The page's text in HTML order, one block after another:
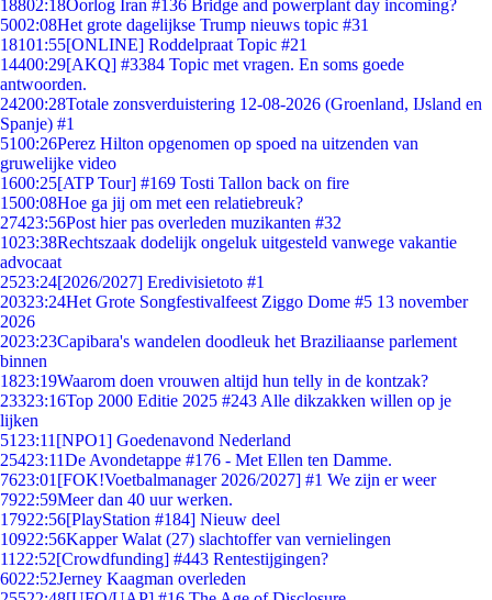
18802:18Oorlog Iran #136 Bridge and powerplant day incoming?
5002:08Het grote dagelijkse Trump nieuws topic #31
18101:55[ONLINE] Roddelpraat Topic #21
14400:29[AKQ] #3384 Topic met vragen. En soms goede
antwoorden.
24200:28Totale zonsverduistering 12-08-2026 (Groenland, IJsland en
Spanje) #1
5100:26Perez Hilton opgenomen op spoed na uitzenden van
gruwelijke video
1600:25[ATP Tour] #169 Tosti Tallon back on fire
1500:08Hoe ga jij om met een relatiebreuk?
27423:56Post hier pas overleden muzikanten #32
1023:38Rechtszaak dodelijk ongeluk uitgesteld vanwege vakantie
advocaat
2523:24[2026/2027] Eredivisietoto #1
20323:24Het Grote Songfestivalfeest Ziggo Dome #5 13 november
2026
2023:23Capibara's wandelen doodleuk het Braziliaanse parlement
binnen
1823:19Waarom doen vrouwen altijd hun telly in de kontzak?
23323:16Top 2000 Editie 2025 #243 Alle dikzakken willen op je
lijken
51 23:11 [NPO1] Goedenavond Nederland
25423:11De Avondetappe #176 - Met Ellen ten Damme.
7623:01 [FOK!Voetbalmanager 2026/2027] #1 We zijn er weer
7922:59Meer dan 40 uur werken.
17922:56[PlayStation #184] Nieuw deel
10922:56Kapper Walat (27) slachtoffer van vernielingen
11 22:52[Crowdfunding] #443 Rentestijgingen?
6022:52Jerney Kaagman overleden